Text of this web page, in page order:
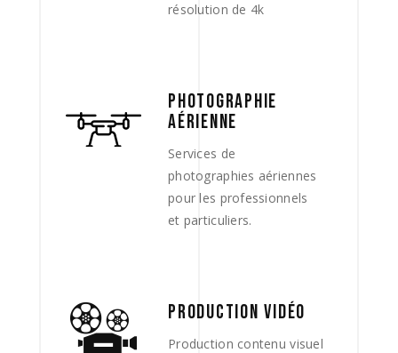
résolution de 4k
PHOTOGRAPHIE
AÉRIENNE
Services de
photographies aériennes
pour les professionnels
et particuliers.
PRODUCTION VIDÉO
Production contenu visuel